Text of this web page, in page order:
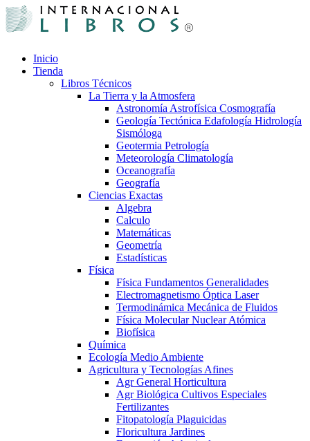
Inicio
Tienda
Libros Técnicos
La Tierra y la Atmosfera
Astronomía Astrofísica Cosmografía
Geología Tectónica Edafología Hidrología
Sismóloga
Geotermia Petrología
Meteorología Climatología
Oceanografía
Geografía
Ciencias Exactas
Algebra
Calculo
Matemáticas
Geometría
Estadísticas
Física
Física Fundamentos Generalidades
Electromagnetismo Óptica Laser
Termodinámica Mecánica de Fluidos
Física Molecular Nuclear Atómica
Biofísica
Química
Ecología Medio Ambiente
Agricultura y Tecnologías Afines
Agr General Horticultura
Agr Biológica Cultivos Especiales
Fertilizantes
Fitopatología Plaguicidas
Floricultura Jardines